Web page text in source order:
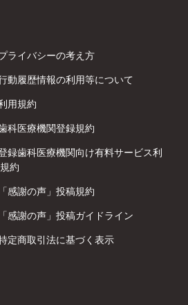
ライバシーの考え方
動履歴情報の利用等について
用規約
科医療機関登録規約
録歯科医療機関向け有料サービス利
約
「感謝の声」投稿規約
「感謝の声」投稿ガイドライン
定商取引法に基づく表示